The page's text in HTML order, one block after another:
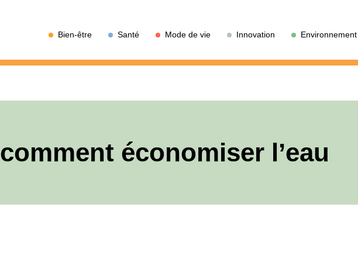
Bien-être Santé Mode de vie Innovation Environnement
comment économiser l’eau